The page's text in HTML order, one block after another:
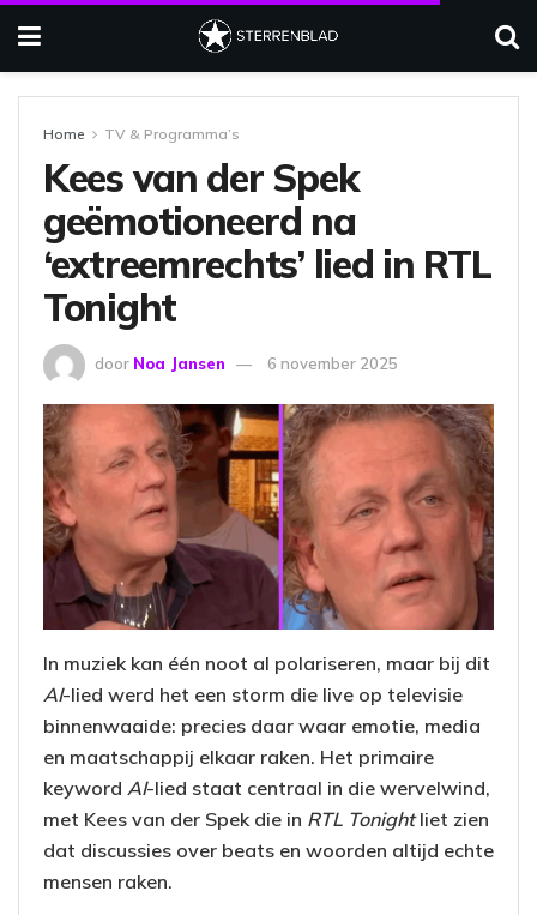
Home TV & Programma’s
Kees van der Spek
geëmotioneerd na
‘extreemrechts’ lied in RTL
Tonight
door Noa Jansen 6 november 2025
In muziek kan één noot al polariseren, maar bij dit
AI-lied werd het een storm die live op televisie
binnenwaaide: precies daar waar emotie, media
en maatschappij elkaar raken. Het primaire
keyword AI-lied staat centraal in die wervelwind,
met Kees van der Spek die in RTL Tonightliet zien
dat discussies over beats en woorden altijd echte
mensen raken.